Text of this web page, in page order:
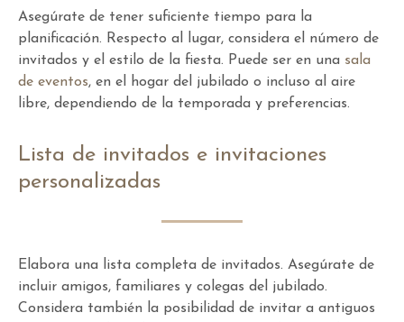
Asegúrate de tener suficiente tiempo para la
planificación. Respecto al lugar, considera el número de
invitados y el estilo de la fiesta. Puede ser en una sala
de eventos, en el hogar del jubilado o incluso al aire
libre, dependiendo de la temporada y preferencias.
Lista de invitados e invitaciones
personalizadas
Elabora una lista completa de invitados. Asegúrate de
incluir amigos, familiares y colegas del jubilado.
Considera también la posibilidad de invitar a antiguos